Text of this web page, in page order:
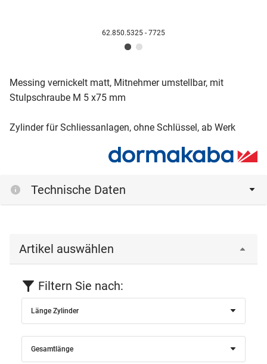
62.850.5325 - 7725
Messing vernickelt matt, Mitnehmer umstellbar, mit
Stulpschraube M 5 x75 mm
Zylinder für Schliessanlagen, ohne Schlüssel, ab Werk
Technische Daten
Artikel auswählen
Filtern Sie nach:
Länge Zylinder
Gesamtlänge